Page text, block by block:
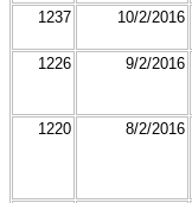
1237 10/2/2016
1226
9/2/2016
1220 8/2/2016